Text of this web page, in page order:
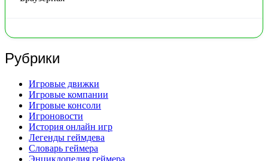
Рубрики
Игровые движки
Игровые компании
Игровые консоли
Игроновости
История онлайн игр
Легенды геймдева
Словарь геймера
Энциклопедия геймера